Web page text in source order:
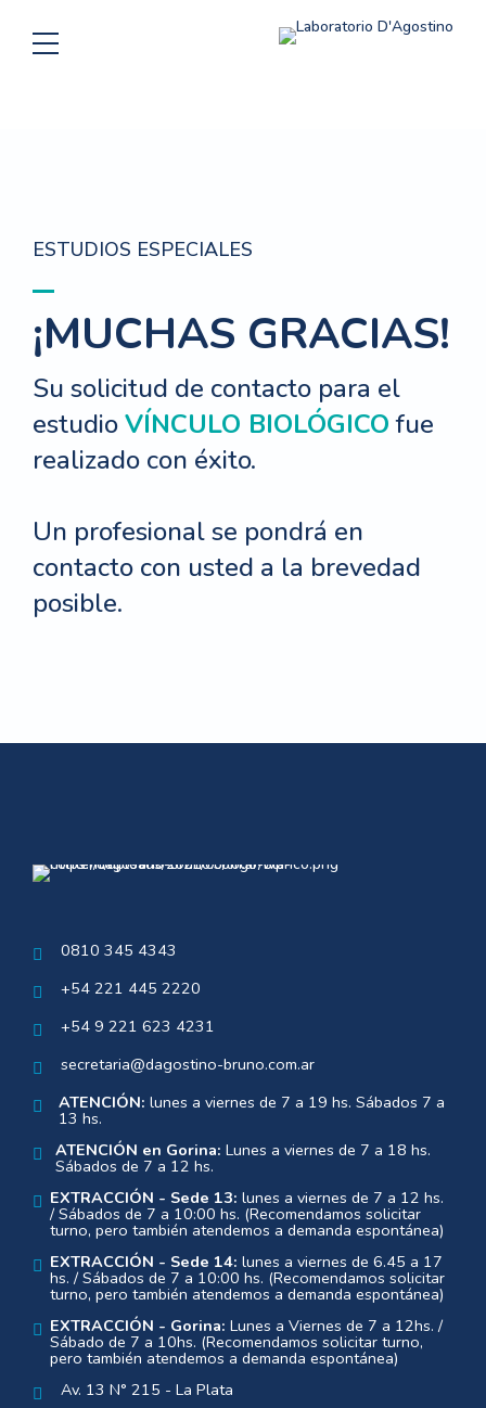
ESTUDIOS ESPECIALES
¡MUCHAS GRACIAS!
Su solicitud de contacto para el
estudioVÍNCULO BIOLÓGICOfue
realizado con éxito.
Un profesional se pondrá en
contacto con usted a la brevedad
posible.
0810 345 4343
+54 221 445 2220
+54 9 221 623 4231
secretaria@dagostino-bruno.com.ar
ATENCIÓN: lunes a viernes de 7 a 19 hs. Sábados 7 a
13 hs.
ATENCIÓN en Gorina: Lunes a viernes de 7 a 18 hs.
Sábados de 7 a 12 hs.
EXTRACCIÓN - Sede 13: lunes a viernes de 7 a 12 hs.
/ Sábados de 7 a 10:00 hs. (Recomendamos solicitar
turno, pero también atendemos a demanda espontánea)
EXTRACCIÓN - Sede 14: lunes a viernes de 6.45 a 17
hs. / Sábados de 7 a 10:00 hs. (Recomendamos solicitar
turno, pero también atendemos a demanda espontánea)
EXTRACCIÓN - Gorina: Lunes a Viernes de 7 a 12hs. /
Sábado de 7 a 10hs. (Recomendamos solicitar turno,
pero también atendemos a demanda espontánea)
Av. 13 N° 215 - La Plata